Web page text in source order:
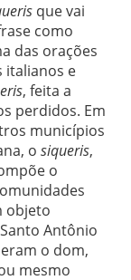
que vai
como
das orações
italianos e
, feita a
perdidos. Em
municípios
o siqueris,
o
objeto
Antônio
o dom,
mesmo